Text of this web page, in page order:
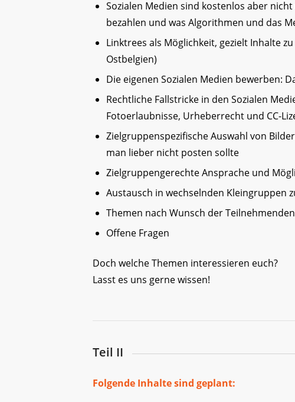
Sozialen Medien sind kostenlos aber
bezahlen und was Algorithmen und das
Linktrees als Möglichkeit, gezielt Inhalte
Ostbelgien)
Die eigenen Sozialen Medien bewerben:
Rechtliche Fallstricke in den Sozialen
Fotoerlaubnisse, Urheberrecht und CC-
Zielgruppenspezifische Auswahl von
man lieber nicht posten sollte
Zielgruppengerechte Ansprache und
Austausch in wechselnden Kleingruppen
Themen nach Wunsch der Teilnehmenden
Offene Fragen
Doch welche Themen interessieren euch?
Lasst es uns gerne wissen!
Teil II
Folgende Inhalte sind geplant: